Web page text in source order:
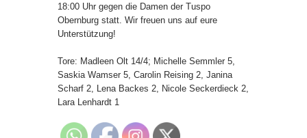
18:00 Uhr gegen die Damen der Tuspo
Obernburg statt. Wir freuen uns auf eure
Unterstützung!
Tore: Madleen Olt 14/4; Michelle Semmler 5,
Saskia Wamser 5, Carolin Reising 2, Janina
Scharf 2, Lena Backes 2, Nicole Seckerdieck 2,
Lara Lenhardt 1